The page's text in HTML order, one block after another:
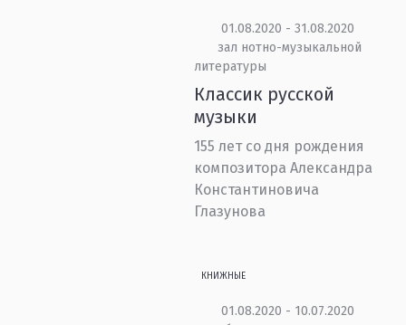
01.08.2020 - 31.08.2020
зал нотно-музыкальной
литературы
Классик русской
музыки
155 лет со дня рождения
композитора Александра
Константиновича
Глазунова
КНИЖНЫЕ
01.08.2020 - 10.07.2020